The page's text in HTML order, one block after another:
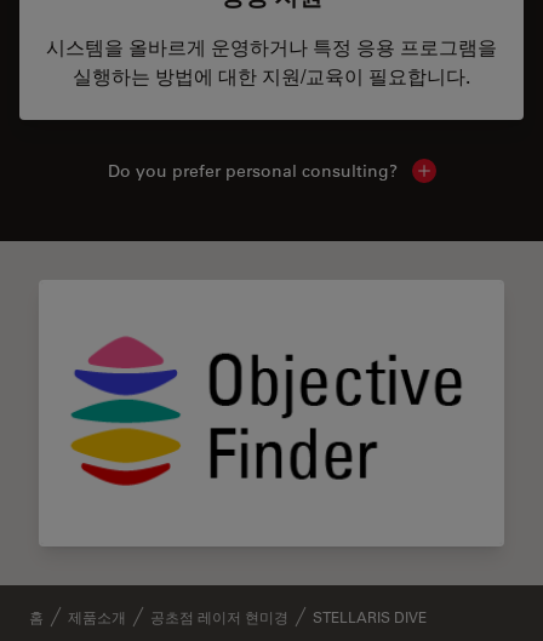
시스템을 올바르게 운영하거나 특정 응용 프로그램을
실행하는 방법에 대한 지원/교육이 필요합니다.
Do you prefer personal consulting? Show local
홈 제품소개 공초점 레이저 현미경 STELLARIS DIVE